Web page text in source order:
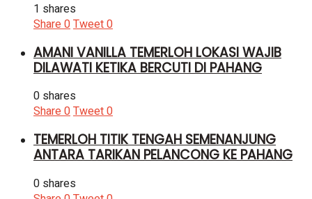
1 shares
Share0Tweet0
AMANI VANILLA TEMERLOH LOKASI WAJIB
DILAWATI KETIKA BERCUTI DI PAHANG
0 shares
Share0Tweet0
TEMERLOH TITIK TENGAH SEMENANJUNG
ANTARA TARIKAN PELANCONG KE PAHANG
0 shares